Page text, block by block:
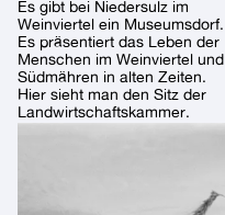
Es gibt bei Niedersulz im
Weinviertel ein Museumsdorf.
Es präsentiert das Leben der
Menschen im Weinviertel und
Südmähren in alten Zeiten.
Hier sieht man den Sitz der
Landwirtschaftskammer.